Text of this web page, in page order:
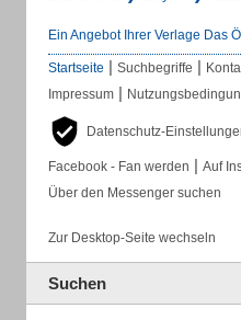
Ein Angebot Ihrer Verlage Das
Startseite | Suchbegriffe |
Impressum |
Datenschutz-
Facebook - Fan werden | Auf
Über den Messenger suchen
Zur Desktop-Seite wechseln
Suchen